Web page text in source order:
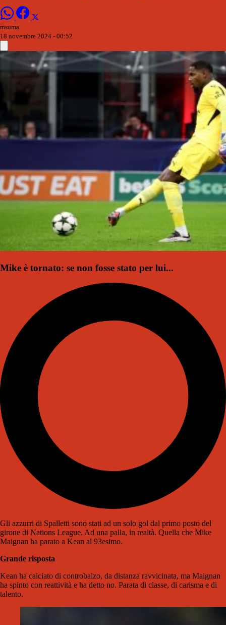
msuma
18 novembre 2024 - 00:52
Mike è tornato: se non fosse stato per lui...
Gli azzurri di Spalletti sono stati ad un solo gol dal primo posto del
girone di Nations League. Ad una palla, in realtà. Quella che Mike
Maignan ha parato a Kean al 93esimo.
Grande risposta
Kean ha calciato di controbalzo, da distanza ravvicinata, ma Maignan
ha spinto con reattività e ha detto no. Parata di classe, di carisma e di
talento.